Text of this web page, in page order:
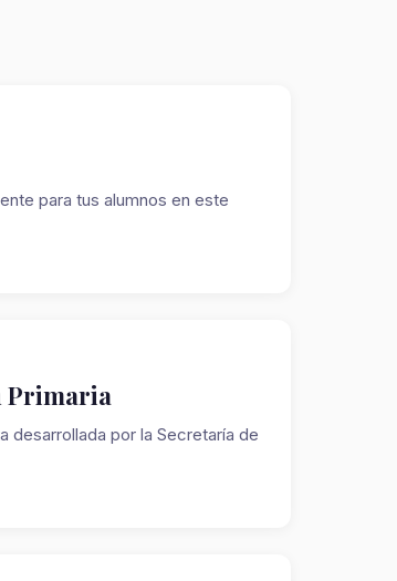
para tus alumnos en este
Primaria
desarrollada por la Secretaría de